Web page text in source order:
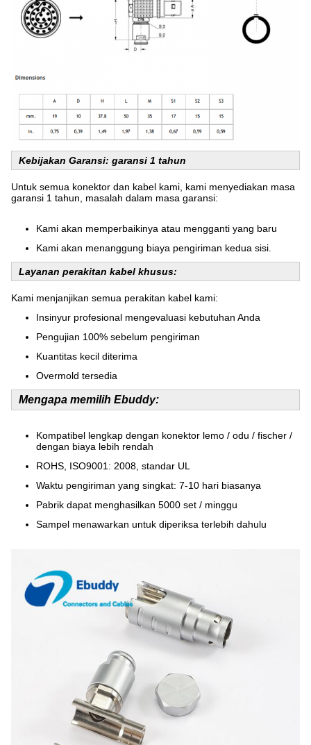
Kebijakan Garansi: garansi 1 tahun
Untuk semua konektor dan kabel kami, kami menyediakan masa
garansi 1 tahun, masalah dalam masa garansi:
Kami akan memperbaikinya atau mengganti yang baru
Kami akan menanggung biaya pengiriman kedua sisi.
Layanan perakitan kabel khusus:
Kami menjanjikan semua perakitan kabel kami:
Insinyur profesional mengevaluasi kebutuhan Anda
Pengujian 100% sebelum pengiriman
Kuantitas kecil diterima
Overmold tersedia
Mengapa memilih Ebuddy:
Kompatibel lengkap dengan konektor lemo / odu / fischer /
dengan biaya lebih rendah
ROHS, ISO9001: 2008, standar UL
Waktu pengiriman yang singkat: 7-10 hari biasanya
Pabrik dapat menghasilkan 5000 set / minggu
Sampel menawarkan untuk diperiksa terlebih dahulu